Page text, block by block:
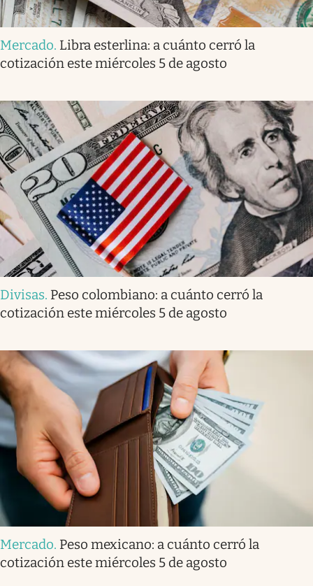
Mercado. Libra esterlina: a cuánto cerró la
cotización este miércoles 5 de agosto
Divisas. Peso colombiano: a cuánto cerró la
cotización este miércoles 5 de agosto
Mercado. Peso mexicano: a cuánto cerró la
cotización este miércoles 5 de agosto